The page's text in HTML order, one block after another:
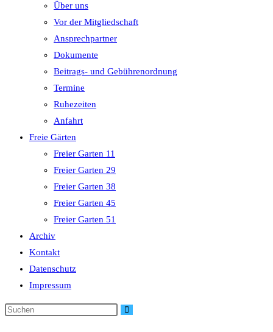
panel.
Über uns
Vor der Mitgliedschaft
Ansprechpartner
Dokumente
Beitrags- und Gebührenordnung
Termine
Ruhezeiten
Anfahrt
Freie Gärten
Freier Garten 11
Freier Garten 29
Freier Garten 38
Freier Garten 45
Freier Garten 51
Archiv
Kontakt
Datenschutz
Impressum
Diese